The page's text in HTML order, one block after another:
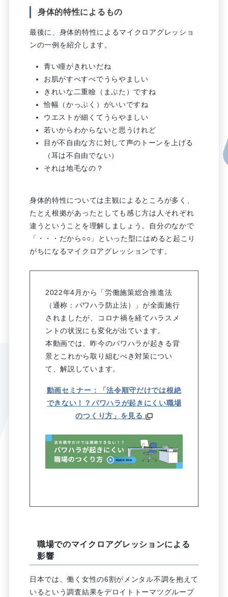
身体的特性によるもの
最後に、身体的特性によるマイクロアグレッショ
ンの一例を紹介します。
青い瞳がきれいだね
お肌がすべすべでうらやましい
きれいな二重瞼（まぶた）ですね
恰幅（かっぷく）がいいですね
ウエストが細くてうらやましい
若いからわからないと思うけれど
目が不自由な方に対して声のトーンを上げる
（耳は不自由でない）
それは地毛なの？
身体的特性については主観によるところが多く、
たとえ根拠があったとしても感じ方は人それぞれ
違うということを理解しましょう。自分のなかで
「・・・だから○○」といった型にはめると起こり
がちになるマイクロアグレッションです。
2022年4月から「労働施策総合推進法
（通称：パワハラ防止法）」が全面施行
されましたが、コロナ禍を経てハラスメ
ントの状況にも変化が出ています。
本動画では、昨今のパワハラが起きる背
景とこれから取り組むべき対策につい
て、解説しています。
動画セミナー：「法令順守だけでは根絶
できない！？ パワハラが起きにくい職場
のつくり方」を見る
職場でのマイクロアグレッションによる
影響
日本では、働く女性の6割がメンタル不調を抱えて
いるという調査結果をデロイトトーマツグループ